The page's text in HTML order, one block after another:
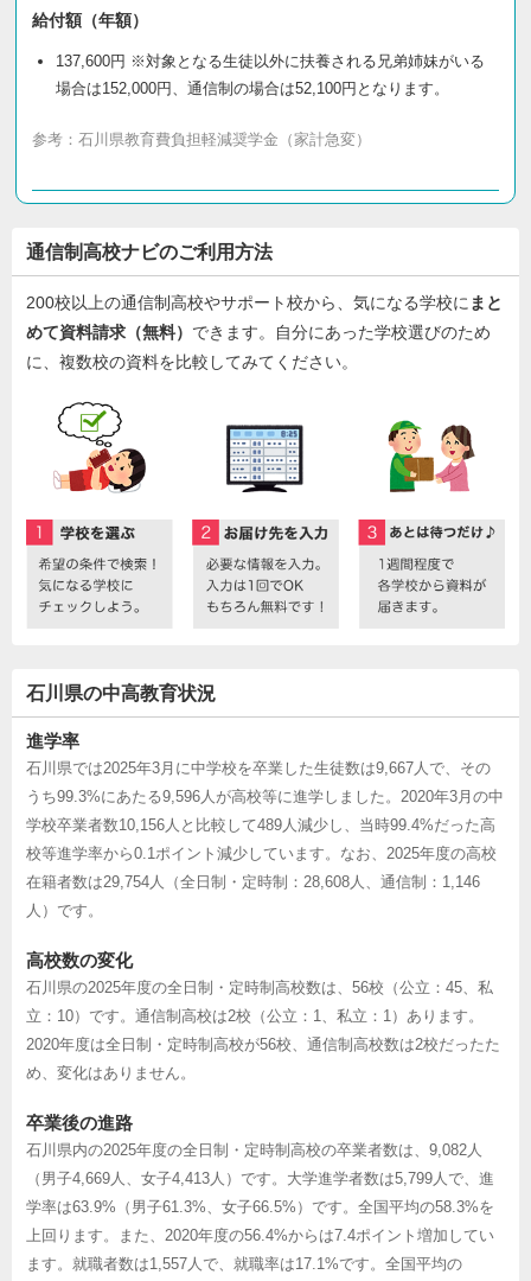
給付額（年額）
137,600円 ※対象となる生徒以外に扶養される兄弟姉妹がいる
場合は152,000円、通信制の場合は52,100円となります。
参考： 石川県教育費負担軽減奨学金（家計急変）
通信制高校ナビのご利用方法
200校以上の通信制高校やサポート校から、気になる学校に まと
めて資料請求（無料） できます。自分にあった学校選びのため
に、複数校の資料を比較してみてください。
石川県の中高教育状況
進学率
石川県では2025年3月に中学校を卒業した生徒数は9,667人で、その
うち99.3%にあたる9,596人が高校等に進学しました。2020年3月の中
学校卒業者数10,156人と比較して489人減少し、当時99.4%だった高
校等進学率から0.1ポイント減少しています。なお、2025年度の高校
在籍者数は29,754人（全日制・定時制：28,608人、通信制：1,146
人）です。
高校数の変化
石川県の2025年度の全日制・定時制高校数は、56校（公立：45、私
立：10）です。通信制高校は2校（公立：1、私立：1）あります。
2020年度は全日制・定時制高校が56校、通信制高校数は2校だったた
め、変化はありません。
卒業後の進路
石川県内の2025年度の全日制・定時制高校の卒業者数は、9,082人
（男子4,669人、女子4,413人）です。大学進学者数は5,799人で、進
学率は63.9%（男子61.3%、女子66.5%）です。全国平均の58.3%を
上回ります。また、2020年度の56.4%からは7.4ポイント増加してい
ます。就職者数は1,557人で、就職率は17.1%です。全国平均の